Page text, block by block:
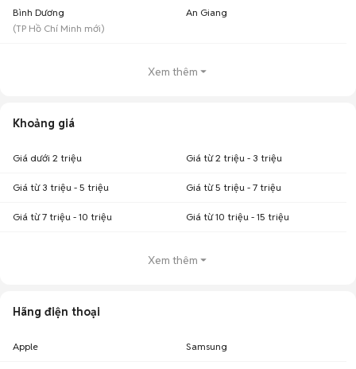
Bình Dương
(TP Hồ Chí Minh mới)
An Giang
Xem thêm
Khoảng giá
Giá dưới 2 triệu Giá từ 2 triệu - 3 triệu
Giá từ 3 triệu - 5 triệu Giá từ 5 triệu - 7 triệu
Giá từ 7 triệu - 10 triệu Giá từ 10 triệu - 15 triệu
Xem thêm
Hãng điện thoại
Apple Samsung